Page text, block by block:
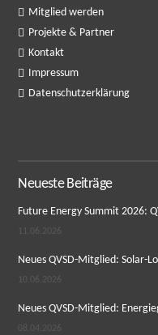
Mitglied werden
Projekte & Partner
Kontakt
Impressum
Datenschutzerklärung
Neueste Beiträge
Future Energy Summit 2026:
11.06.2026
Neues QVSD-Mitglied: Solar-
10.06.2026
Neues QVSD-Mitglied:
08.04.2026